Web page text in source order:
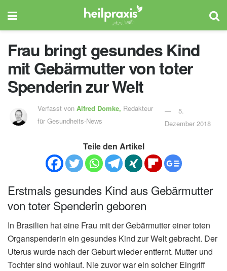
Frau bringt gesundes Kind
mit Gebärmutter von toter
Spenderin zur Welt
Verfasst vonAlfred Domke, Redakteur
für Gesundheits-News
5.
Dezember 2018
Teile den Artikel
Erstmals gesundes Kind aus Gebärmutter
von toter Spenderin geboren
In Brasilien hat eine Frau mit der Gebärmutter einer toten
Organspenderin ein gesundes Kind zur Welt gebracht. Der
Uterus wurde nach der Geburt wieder entfernt. Mutter und
Tochter sind wohlauf. Nie zuvor war ein solcher Eingriff